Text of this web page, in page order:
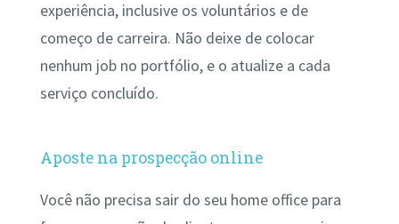
experiência, inclusive os voluntários e de
começo de carreira. Não deixe de colocar
nenhum job no portfólio, e o atualize a cada
serviço concluído.
Aposte na prospecção online
Você não precisa sair do seu home office para